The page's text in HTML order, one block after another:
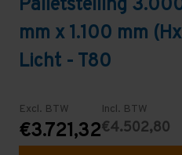
Palletstelling
mm x 1.100 mm
Licht - T80
Excl. BTW
€3.721,32
Incl. BTW
€4.502,80